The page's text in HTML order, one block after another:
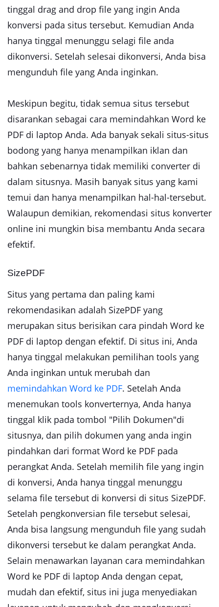
tinggal drag and drop file yang ingin Anda
konversi pada situs tersebut. Kemudian Anda
hanya tinggal menunggu selagi file anda
dikonversi. Setelah selesai dikonversi, Anda bisa
mengunduh file yang Anda inginkan.
Meskipun begitu, tidak semua situs tersebut
disarankan sebagai cara memindahkan Word ke
PDF di laptop Anda. Ada banyak sekali situs-situs
bodong yang hanya menampilkan iklan dan
bahkan sebenarnya tidak memiliki converter di
dalam situsnya. Masih banyak situs yang kami
temui dan hanya menampilkan hal-hal-tersebut.
Walaupun demikian, rekomendasi situs konverter
online ini mungkin bisa membantu Anda secara
efektif.
SizePDF
Situs yang pertama dan paling kami
rekomendasikan adalah SizePDF yang
merupakan situs berisikan cara pindah Word ke
PDF di laptop dengan efektif. Di situs ini, Anda
hanya tinggal melakukan pemilihan tools yang
Anda inginkan untuk merubah dan
memindahkan Word ke PDF. Setelah Anda
menemukan tools konverternya, Anda hanya
tinggal klik pada tombol "Pilih Dokumen"di
situsnya, dan pilih dokumen yang anda ingin
pindahkan dari format Word ke PDF pada
perangkat Anda. Setelah memilih file yang ingin
di konversi, Anda hanya tinggal menunggu
selama file tersebut di konversi di situs SizePDF.
Setelah pengkonversian file tersebut selesai,
Anda bisa langsung mengunduh file yang sudah
dikonversi tersebut ke dalam perangkat Anda.
Selain menawarkan layanan cara memindahkan
Word ke PDF di laptop Anda dengan cepat,
mudah dan efektif, situs ini juga menyediakan